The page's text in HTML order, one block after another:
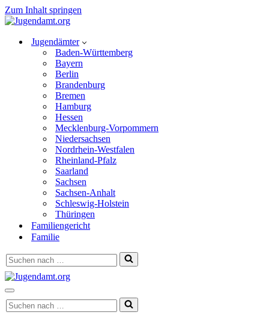
Zum Inhalt springen
Jugendämter
Baden-Württemberg
Bayern
Berlin
Brandenburg
Bremen
Hamburg
Hessen
Mecklenburg-Vorpommern
Niedersachsen
Nordrhein-Westfalen
Rheinland-Pfalz
Saarland
Sachsen
Sachsen-Anhalt
Schleswig-Holstein
Thüringen
Familiengericht
Familie
Suchen
nach …
Navigationsmenü
Suchen
nach …